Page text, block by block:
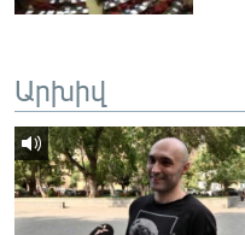
Հայերեն
English
Русский
Արխիվ